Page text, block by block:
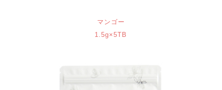
マンゴー
1.5g×5TB